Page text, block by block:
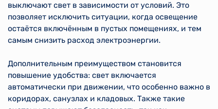
выключают свет в зависимости от условий. Это
позволяет исключить ситуации, когда освещение
остаётся включённым в пустых помещениях, и тем
самым снизить расход электроэнергии.
Дополнительным преимуществом становится
повышение удобства: свет включается
автоматически при движении, что особенно важно в
коридорах, санузлах и кладовых. Также такие